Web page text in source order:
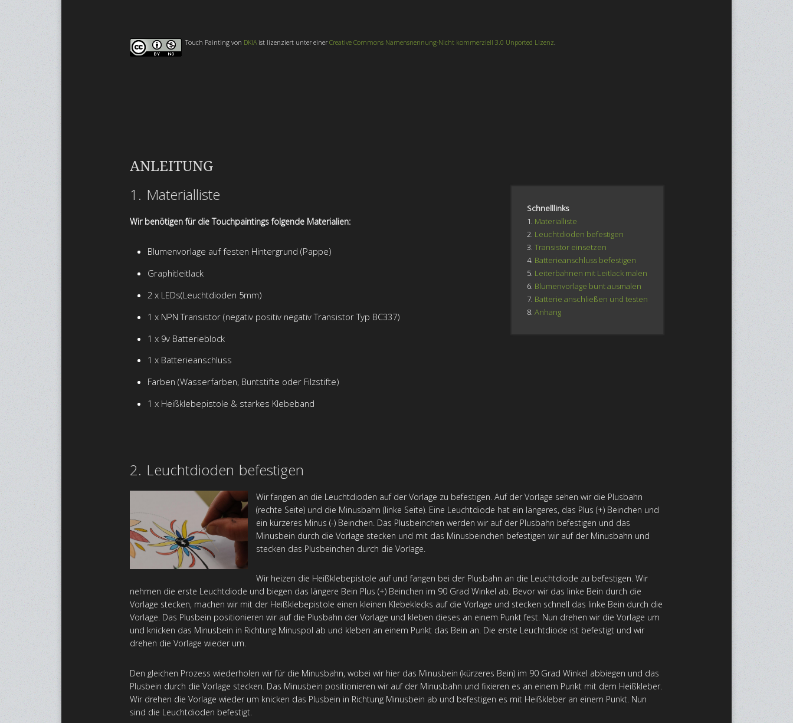
Touch Paintingvon DKIAist lizenziert unter einerCreative Commons Namensnennung-Nicht kommerziell 3.0 Unported Lizenz
ANLEITUNG
Schnelllinks
1. Materialliste
2. Leuchtdioden befestigen
3. Transistor einsetzen
4. Batterieanschluss befestigen
5. Leiterbahnen mit Leitlack malen
6. Blumenvorlage bunt ausmalen
7. Batterie anschließen und testen
8. Anhang
1. Materialliste
Wir benötigen für die Touchpaintings folgende Materialien:
Blumenvorlage auf festen Hintergrund (Pappe)
Graphitleitlack
2 x LEDs(Leuchtdioden 5mm)
1 x NPN Transistor (negativ positiv negativ Transistor Typ BC337)
1 x 9v Batterieblock
1 x Batterieanschluss
Farben (Wasserfarben, Buntstifte oder Filzstifte)
1 x Heißklebepistole & starkes Klebeband
2. Leuchtdioden befestigen
Wir fangen an die Leuchtdioden auf der Vorlage zu befestigen. Auf der Vorlage sehen wir die Plusbahn
(rechte Seite) und die Minusbahn (linke Seite). Eine Leuchtdiode hat ein längeres, das Plus (+) Beinchen und
ein kürzeres Minus (-) Beinchen. Das Plusbeinchen werden wir auf der Plusbahn befestigen und das
Minusbein durch die Vorlage stecken und mit das Minusbeinchen befestigen wir auf der Minusbahn und
stecken das Plusbeinchen durch die Vorlage.
Wir heizen die Heißklebepistole auf und fangen bei der Plusbahn an die Leuchtdiode zu befestigen. Wir
nehmen die erste Leuchtdiode und biegen das längere Bein Plus (+) Beinchen im 90 Grad Winkel ab. Bevor wir das linke Bein durch die
Vorlage stecken, machen wir mit der Heißklebepistole einen kleinen Klebeklecks auf die Vorlage und stecken schnell das linke Bein durch die
Vorlage. Das Plusbein positionieren wir auf die Plusbahn der Vorlage und kleben dieses an einem Punkt fest. Nun drehen wir die Vorlage um
und knicken das Minusbein in Richtung Minuspol ab und kleben an einem Punkt das Bein an. Die erste Leuchtdiode ist befestigt und wir
drehen die Vorlage wieder um.
Den gleichen Prozess wiederholen wir für die Minusbahn, wobei wir hier das Minusbein (kürzeres Bein) im 90 Grad Winkel abbiegen und das
Plusbein durch die Vorlage stecken. Das Minusbein positionieren wir auf der Minusbahn und fixieren es an einem Punkt mit dem Heißkleber.
Wir drehen die Vorlage wieder um knicken das Plusbein in Richtung Minusbein ab und befestigen es mit Heißkleber an einem Punkt. Nun
sind die Leuchtdioden befestigt.